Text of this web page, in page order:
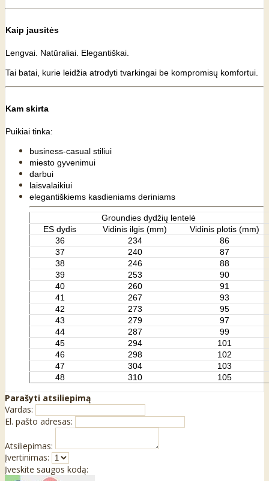
Kaip jausitės
Lengvai. Natūraliai. Elegantiškai.
Tai batai, kurie leidžia atrodyti tvarkingai be kompromisų komfortui.
Kam skirta
Puikiai tinka:
business-casual stiliui
miesto gyvenimui
darbui
laisvalaikiui
elegantiškiems kasdieniams deriniams
Groundies dydžių lentelė
ES dydis
Vidinis ilgis (mm)
Vidinis plotis (mm)
36
234
86
37
240
87
38
246
88
39
253
90
40
260
91
41
267
93
42
273
95
43
279
97
44
287
99
45
294
101
46
298
102
47
304
103
48
310 105
Parašyti atsiliepimą
Vardas:
El. pašto adresas:
Atsiliepimas:
Įvertinimas:
Įveskite saugos kodą: